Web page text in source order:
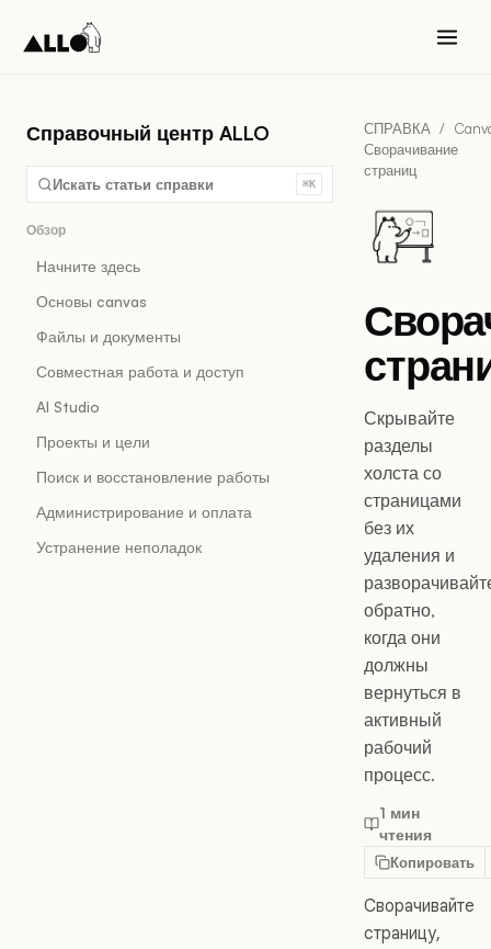
Справочный центр ALLO
Искать статьи справки ⌘K
Обзор
Начните здесь
Основы canvas
Файлы и документы
Совместная работа и доступ
AI Studio
Проекты и цели
Поиск и восстановление работы
Администрирование и оплата
Устранение неполадок
СПРАВКА /
Сворачивание
страниц
Скрывайте
разделы
холста со
страницами
без их
удаления и
обратно,
когда они
должны
вернуться в
активный
рабочий
процесс.
1 мин
чтения
Копировать
Сворачивайте
страницу,